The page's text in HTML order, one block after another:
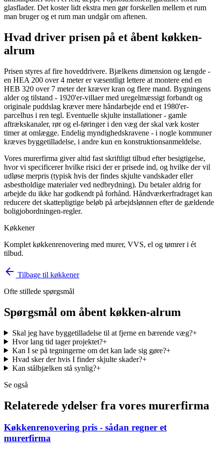
glasflader. Det koster lidt ekstra men gør forskellen mellem et rum
man bruger og et rum man undgår om aftenen.
Hvad driver prisen på et åbent køkken-
alrum
Prisen styres af fire hoveddrivere. Bjælkens dimension og længde -
en HEA 200 over 4 meter er væsentligt lettere at montere end en
HEB 320 over 7 meter der kræver kran og flere mand. Bygningens
alder og tilstand - 1920'er-villaer med uregelmæssigt forbandt og
originale puddslag kræver mere håndarbejde end et 1980'er-
parcelhus i ren tegl. Eventuelle skjulte installationer - gamle
aftrækskanaler, rør og el-føringer i den væg der skal væk koster
timer at omlægge. Endelig myndighedskravene - i nogle kommuner
kræves byggetilladelse, i andre kun en konstruktionsanmeldelse.
Vores murerfirma giver altid fast skriftligt tilbud efter besigtigelse,
hvor vi specificerer hvilke risici der er prisede ind, og hvilke der vil
udløse merpris (typisk hvis der findes skjulte vandskader eller
asbestholdige materialer ved nedbrydning). Du betaler aldrig for
arbejde du ikke har godkendt på forhånd. Håndværkerfradraget kan
reducere det skattepligtige beløb på arbejdslønnen efter de gældende
boligjobordningen-regler.
Køkkener
Komplet køkkenrenovering med murer, VVS, el og tømrer i ét
tilbud.
Tilbage til køkkener
Ofte stillede spørgsmål
Spørgsmål om åbent køkken-alrum
Skal jeg have byggetilladelse til at fjerne en bærende væg?+
Hvor lang tid tager projektet?+
Kan I se på tegningerne om det kan lade sig gøre?+
Hvad sker der hvis I finder skjulte skader?+
Kan stålbjælken stå synlig?+
Se også
Relaterede ydelser fra vores murerfirma
Køkkenrenovering pris - sådan regner et
murerfirma